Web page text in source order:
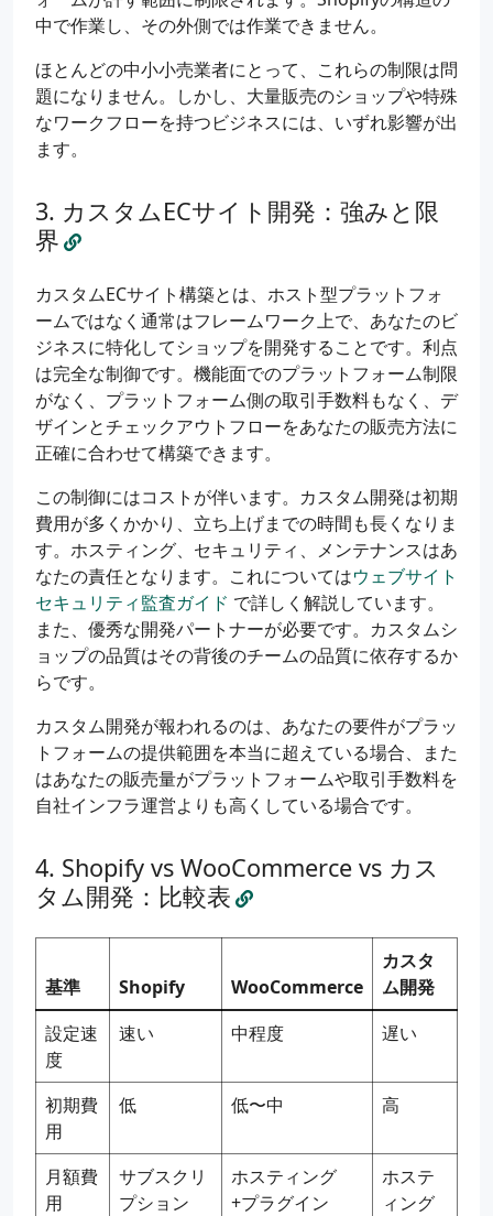
中で作業し、その外側では作業できません。
ほとんどの中小小売業者にとって、これらの制限は問
題になりません。しかし、大量販売のショップや特殊
なワークフローを持つビジネスには、いずれ影響が出
ます。
カスタムECサイト開発：強みと限
界
カスタムECサイト構築とは、ホスト型プラットフォ
ームではなく通常はフレームワーク上で、あなたのビ
ジネスに特化してショップを開発することです。利点
は完全な制御です。機能面でのプラットフォーム制限
がなく、プラットフォーム側の取引手数料もなく、デ
ザインとチェックアウトフローをあなたの販売方法に
正確に合わせて構築できます。
この制御にはコストが伴います。カスタム開発は初期
費用が多くかかり、立ち上げまでの時間も長くなりま
す。ホスティング、セキュリティ、メンテナンスはあ
なたの責任となります。これについてはウェブサイト
セキュリティ監査ガイド で詳しく解説しています。
また、優秀な開発パートナーが必要です。カスタムシ
ョップの品質はその背後のチームの品質に依存するか
らです。
カスタム開発が報われるのは、あなたの要件がプラッ
トフォームの提供範囲を本当に超えている場合、また
はあなたの販売量がプラットフォームや取引手数料を
自社インフラ運営よりも高くしている場合です。
Shopify vs WooCommerce vs カス
タム開発：比較表
基準 Shopify WooCommerce
カスタ
ム開発
設定速
度
速い 中程度 遅い
初期費
用
低 低〜中 高
月額費
用
サブスクリ
プション
ホスティング
+プラグイン
ホステ
ィング